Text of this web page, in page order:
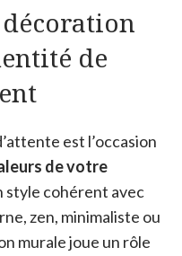
de
est l’occasion
de votre
style cohérent avec
zen, minimaliste ou
murale joue un rôle